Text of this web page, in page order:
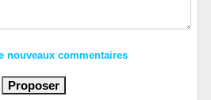
nouveaux commentaires